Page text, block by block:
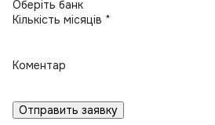
Кількість місяців *
Коментар
Отправить заявку